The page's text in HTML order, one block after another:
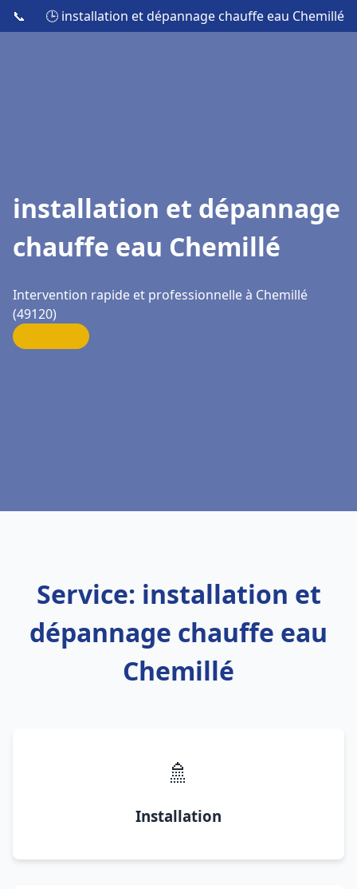
📞 🕒 installation et dépannage chauffe eau Chemillé
installation et dépannage
chauffe eau Chemillé
Intervention rapide et professionnelle à Chemillé
(49120)
Service: installation et
dépannage chauffe eau
Chemillé
🚿
Installation